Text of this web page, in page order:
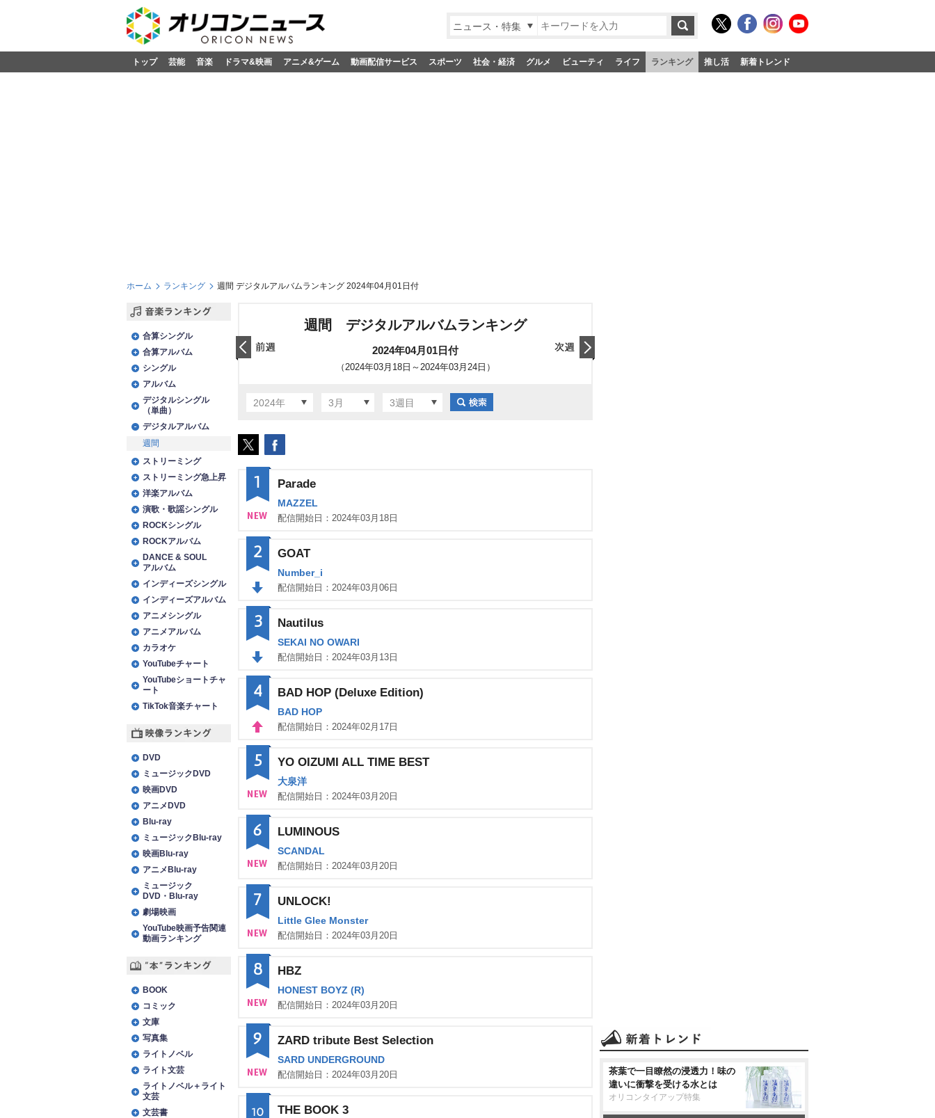
ニュース・特集
トップ 芸能 音楽 ドラマ&映画 アニメ&ゲーム 動画配信サービス スポーツ 社会・経済 グルメ ビューティ ライフ ランキング 推し活 新着トレンド
ホーム ランキング 週間 デジタルアルバムランキング 2024年04月01日付
週間 デジタルアルバムランキング
2024年04月01日付
（2024年03月18日～2024年03月24日）
2024年 3月 3週目
1
NE
W
Parade
MAZZEL
配信開始日：2024年03月18日
2
DO
WN
GOAT
Number_i
配信開始日：2024年03月06日
3
DO
WN
Nautilus
SEKAI NO OWARI
配信開始日：2024年03月13日
4
UP
BAD HOP (Deluxe Edition)
BAD HOP
配信開始日：2024年02月17日
5
NE
W
YO OIZUMI ALL TIME BEST
大泉洋
配信開始日：2024年03月20日
6
NE
W
LUMINOUS
SCANDAL
配信開始日：2024年03月20日
7
NE
W
UNLOCK!
Little Glee Monster
配信開始日：2024年03月20日
8
NE
W
HBZ
HONEST BOYZ (R)
配信開始日：2024年03月20日
9
NE
W
ZARD tribute Best Selection
SARD UNDERGROUND
配信開始日：2024年03月20日
10 THE BOOK 3
合算シングル
合算アルバム
シングル
アルバム
デジタルシングル
（単曲）
デジタルアルバム
週間
ストリーミング
ストリーミング急上昇
洋楽アルバム
演歌・歌謡シングル
ROCKシングル
ROCKアルバム
DANCE & SOUL
アルバム
インディーズシングル
インディーズアルバム
アニメシングル
アニメアルバム
カラオケ
YouTubeチャート
YouTubeショートチャ
ート
TikTok音楽チャート
DVD
ミュージックDVD
映画DVD
アニメDVD
Blu-ray
ミュージックBlu-ray
映画Blu-ray
アニメBlu-ray
ミュージック
DVD・Blu-ray
劇場映画
YouTube映画予告関連
動画ランキング
BOOK
コミック
文庫
写真集
ライトノベル
ライト文芸
ライトノベル＋ライト
文芸
文芸書
茶葉で一目瞭然の浸透力！味の
違いに衝撃を受ける水とは
オリコンタイアップ特集